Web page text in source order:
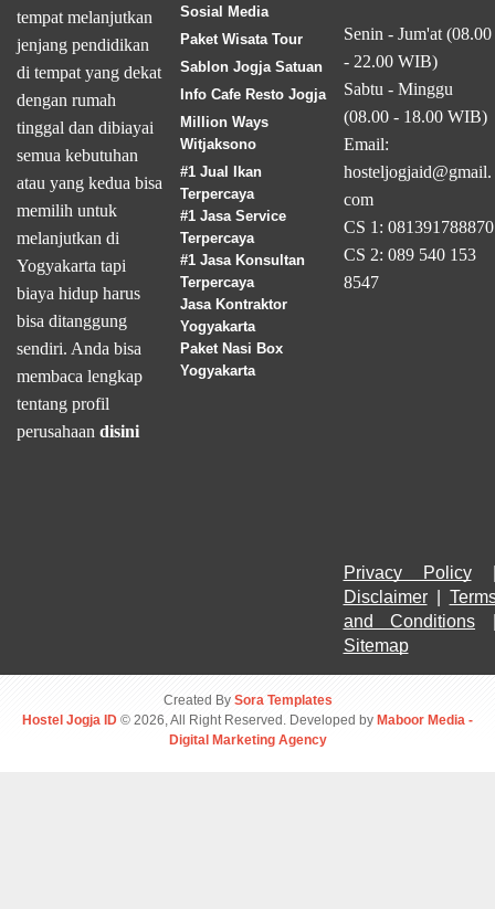
tempat melanjutkan
jenjang pendidikan
di tempat yang dekat
dengan rumah
tinggal dan dibiayai
semua kebutuhan
atau yang kedua bisa
memilih untuk
melanjutkan di
Yogyakarta tapi
biaya hidup harus
bisa ditanggung
sendiri. Anda bisa
membaca lengkap
tentang profil
perusahaan disini
Sosial Media
Paket Wisata Tour
Sablon Jogja Satuan
Info Cafe Resto Jogja
Million Ways
Witjaksono
#1 Jual Ikan
Terpercaya
#1 Jasa Service
Terpercaya
#1 Jasa Konsultan
Terpercaya
Jasa Kontraktor
Yogyakarta
Paket Nasi Box
Yogyakarta
Senin - Jum'at (08.00
- 22.00 WIB)
Sabtu - Minggu
(08.00 - 18.00 WIB)
Email:
hosteljogjaid@gmail.
com
CS 1: 081391788870
CS 2: 089 540 153
8547
Privacy Policy
Disclaimer |
and Conditions
Sitemap
Created By Sora Templates
Hostel Jogja ID © 2026, All Right Reserved. Developed by Maboor Media -
Digital Marketing Agency